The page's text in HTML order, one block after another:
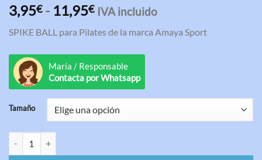
Valorado
con5.00
base a
3
de clientes
3,95€ - 11,95€Rango
precios:
desde
3,95€
hasta
11,95€
IVA incluido
SPIKE BALL para Pilates de la marca Amaya Sport
María / Responsable
Contacta por Whatsapp
Tamaño